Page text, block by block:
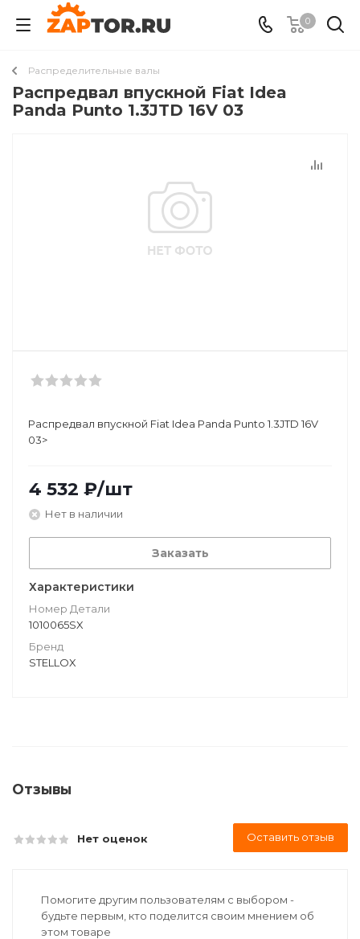
0
Распределительные валы
Распредвал впускной Fiat Idea
Panda Punto 1.3JTD 16V 03
Распредвал впускной Fiat Idea Panda Punto 1.3JTD 16V
03>
4 532 ₽/шт
Нет в наличии
Заказать
Характеристики
Номер Детали
1010065SX
Бренд
STELLOX
Отзывы
Нет оценок Оставить отзыв
Помогите другим пользователям с выбором -
будьте первым, кто поделится своим мнением об
этом товаре